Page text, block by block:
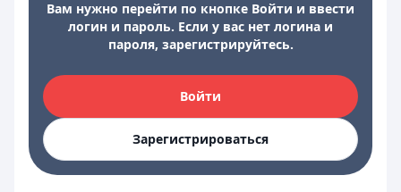
Вам нужно перейти по кнопке Войти и ввести
логин и пароль. Если у вас нет логина и
пароля, зарегистрируйтесь.
Войти
Зарегистрироваться